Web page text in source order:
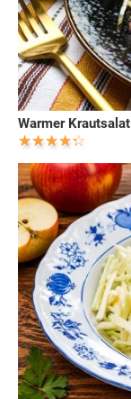
Warmer Krautsalat